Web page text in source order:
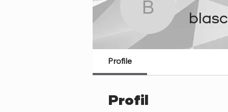
blaschef
Profile
Profil